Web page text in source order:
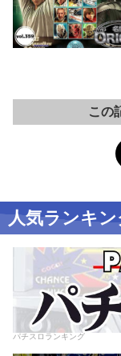
この
人気ランキン
パチスロランキング